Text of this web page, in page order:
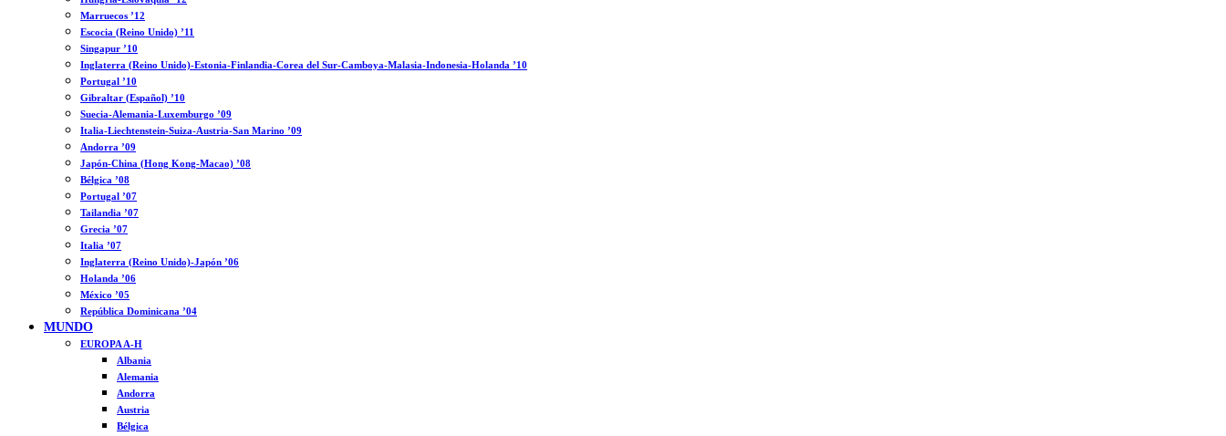
Marruecos ’12
Escocia (Reino Unido) ’11
Singapur ’10
Inglaterra (Reino Unido)-Estonia-Finlandia-Corea del Sur-Camboya-Malasia-Indonesia-Holanda ’10
Portugal ’10
Gibraltar (Español) ’10
Suecia-Alemania-Luxemburgo ’09
Italia-Liechtenstein-Suiza-Austria-San Marino ’09
Andorra ’09
Japón-China (Hong Kong-Macao) ’08
Bélgica ’08
Portugal ’07
Tailandia ’07
Grecia ’07
Italia ’07
Inglaterra (Reino Unido)-Japón ’06
Holanda ’06
México ’05
República Dominicana ’04
MUNDO
EUROPA A-H
Albania
Alemania
Andorra
Austria
Bélgica